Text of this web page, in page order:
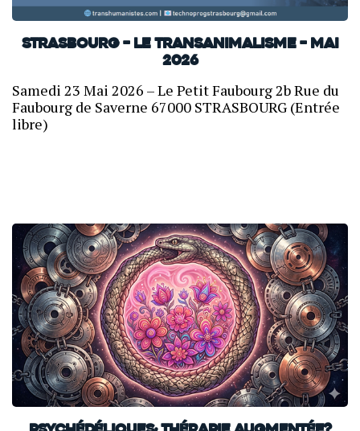
Strasbourg – Le transanimalisme – Mai
2026
Samedi 23 Mai 2026 – Le Petit Faubourg 2b Rue du
Faubourg de Saverne 67000 STRASBOURG (Entrée
libre)